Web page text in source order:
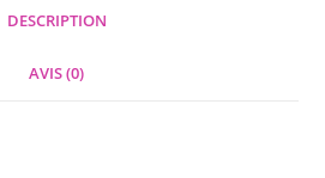
DESCRIPTION
AVIS (0)